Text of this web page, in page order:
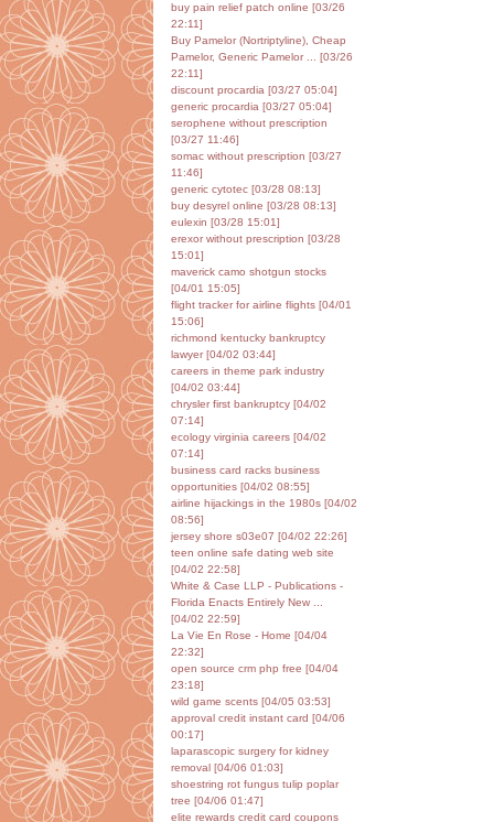
buy pain relief patch online [03/26
22:11]
Buy Pamelor (Nortriptyline), Cheap
Pamelor, Generic Pamelor ... [03/26
22:11]
discount procardia [03/27 05:04]
generic procardia [03/27 05:04]
serophene without prescription
[03/27 11:46]
somac without prescription [03/27
11:46]
generic cytotec [03/28 08:13]
buy desyrel online [03/28 08:13]
eulexin [03/28 15:01]
erexor without prescription [03/28
15:01]
maverick camo shotgun stocks
[04/01 15:05]
flight tracker for airline flights [04/01
15:06]
richmond kentucky bankruptcy
lawyer [04/02 03:44]
careers in theme park industry
[04/02 03:44]
chrysler first bankruptcy [04/02
07:14]
ecology virginia careers [04/02
07:14]
business card racks business
opportunities [04/02 08:55]
airline hijackings in the 1980s [04/02
08:56]
jersey shore s03e07 [04/02 22:26]
teen online safe dating web site
[04/02 22:58]
White & Case LLP - Publications -
Florida Enacts Entirely New ...
[04/02 22:59]
La Vie En Rose - Home [04/04
22:32]
open source crm php free [04/04
23:18]
wild game scents [04/05 03:53]
approval credit instant card [04/06
00:17]
laparascopic surgery for kidney
removal [04/06 01:03]
shoestring rot fungus tulip poplar
tree [04/06 01:47]
elite rewards credit card coupons